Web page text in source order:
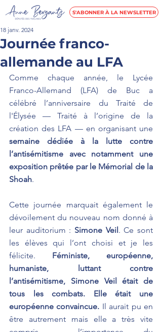
S'ABONNER À LA NEWSLETTER
Journée franco-
allemande au LFA
18 janv. 2024
Comme chaque année, le Lycée
Franco-Allemand (LFA) de Buc a
célébré l’anniversaire du Traité de
l'Élysée — Traité à l’origine de la
semaine dédiée à la lutte contre
l’antisémitisme avec notamment une
exposition prêtée par le Mémorial de la
Shoah.
Cette journée marquait également le
dévoilement du nouveau nom donné à
leur auditorium : Simone Veil. Ce sont
les élèves qui l’ont choisi et je les
félicite. Féministe, européenne,
humaniste, luttant contre
l’antisémitisme, Simone Veil était de
tous les combats. Elle était une
européenne convaincue. Il aurait pu en
être autrement mais elle a très vite